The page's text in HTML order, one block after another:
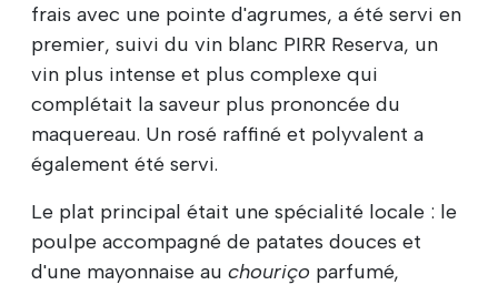
frais avec une pointe d'agrumes, a été servi en
premier, suivi du vin blanc PIRR Reserva, un
vin plus intense et plus complexe qui
complétait la saveur plus prononcée du
maquereau. Un rosé raffiné et polyvalent a
également été servi.
Le plat principal était une spécialité locale : le
poulpe accompagné de patates douces et
d'une mayonnaise au chouriço parfumé,